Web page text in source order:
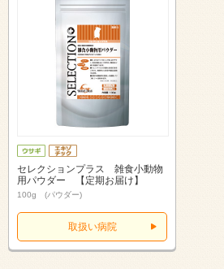
セレクションプラス 雑食小動物
用パウダー 【定期お届け】
100g (パウダー)
取扱い病院